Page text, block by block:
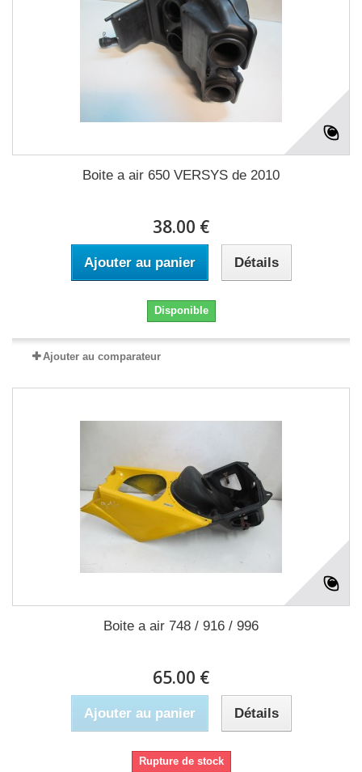
Boite a air 650 VERSYS de 2010
38.00 €
Ajouter au panier Détails
Disponible
Ajouter au comparateur
Boite a air 748 / 916 / 996
65.00 €
Ajouter au panier Détails
Rupture de stock